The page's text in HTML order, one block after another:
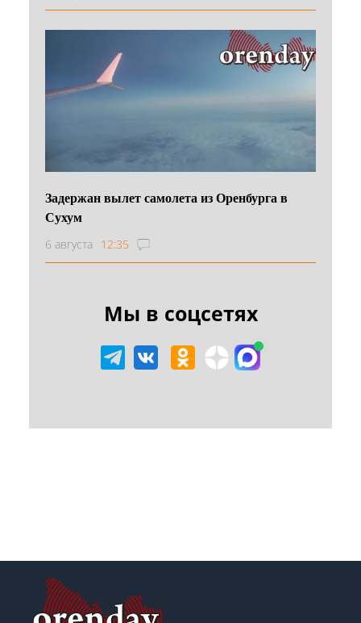
Задержан вылет самолета из Оренбурга в
Сухум
6 августа 12:35
Мы в соцсетях